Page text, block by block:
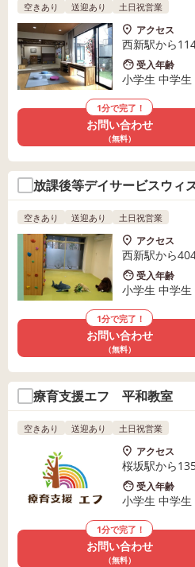
空きあり 送迎あり 土日祝営業
アクセス
西新駅から
受入年齢
小学生 中学生
1分で完了！
お問い合わせ
（無料）
放課後等デイサービスウィ
空きあり 送迎あり 土日祝営業
アクセス
西新駅から
受入年齢
小学生 中学生
1分で完了！
お問い合わせ
（無料）
療育支援エフ 平和教室
空きあり 送迎あり 土日祝営業
アクセス
桜坂駅から
受入年齢
小学生 中学生
1分で完了！
お問い合わせ
（無料）